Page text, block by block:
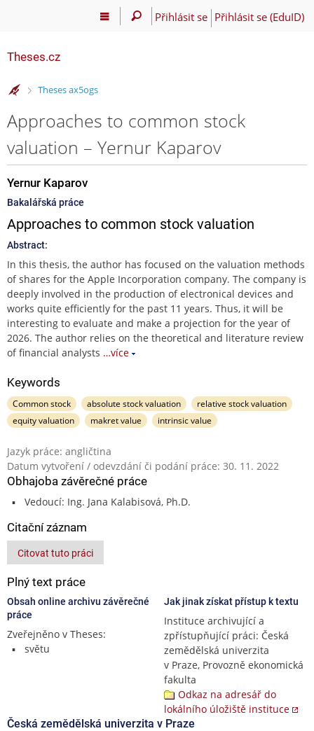
Přihlásit se Přihlásit se (EduID)
Theses.cz
>
Theses ax5ogs
Approaches to common stock
valuation – Yernur Kaparov
Yernur Kaparov
Bakalářská práce
Approaches to common stock valuation
Abstract:
In this thesis, the author has focused on the valuation methods
of shares for the Apple Incorporation company. The company is
deeply involved in the production of electronical devices and
works quite efficiently for the past 11 years. Thus, it will be
interesting to evaluate and make a projection for the year of
2026. The author relies on the theoretical and literature review
of financial analysts …více
Keywords
Common stock absolute stock valuation
relative stock valuation
equity valuation
makret value intrinsic value
Jazyk práce: angličtina
Datum vytvoření / odevzdání či podání práce: 30. 11. 2022
Obhajoba závěrečné práce
Vedoucí: Ing. Jana Kalabisová, Ph.D.
Citační záznam
Citovat tuto práci
Plný text práce
Obsah online archivu závěrečné
práce
Zveřejněno v Theses:
světu
Jak jinak získat přístup k textu
Instituce archivující a
zpřístupňující práci: Česká
zemědělská univerzita
v Praze, Provozně ekonomická
fakulta
Odkaz na adresář do
lokálního úložiště instituce
Česká zemědělská univerzita v Praze